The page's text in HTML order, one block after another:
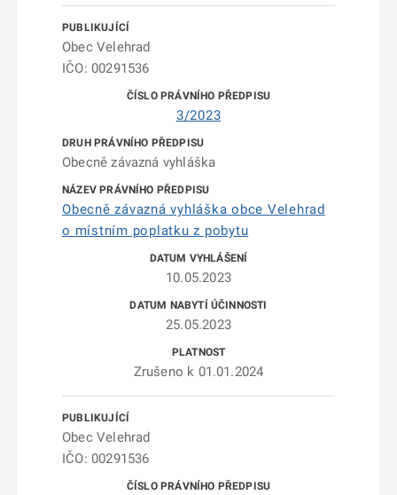
Obec Velehrad
IČO: 00291536
3/2023
Obecně závazná vyhláška
Obecně závazná vyhláška obce Velehrad
o místním poplatku z pobytu
10.05.2023
25.05.2023
Zrušeno k 01.01.2024
Obec Velehrad
IČO: 00291536